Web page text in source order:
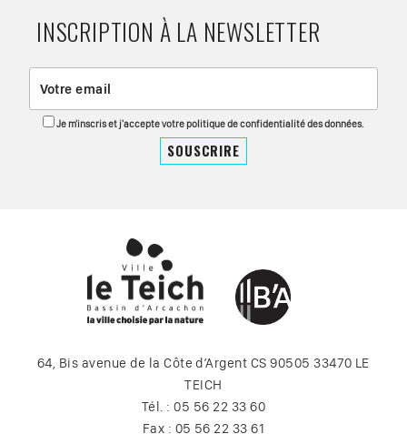
INSCRIPTION À LA NEWSLETTER
Je m'inscris et j'accepte votre politique de confidentialité des données.
64, Bis avenue de la Côte d’Argent CS 90505 33470 LE
TEICH
Tél. : 05 56 22 33 60
Fax : 05 56 22 33 61